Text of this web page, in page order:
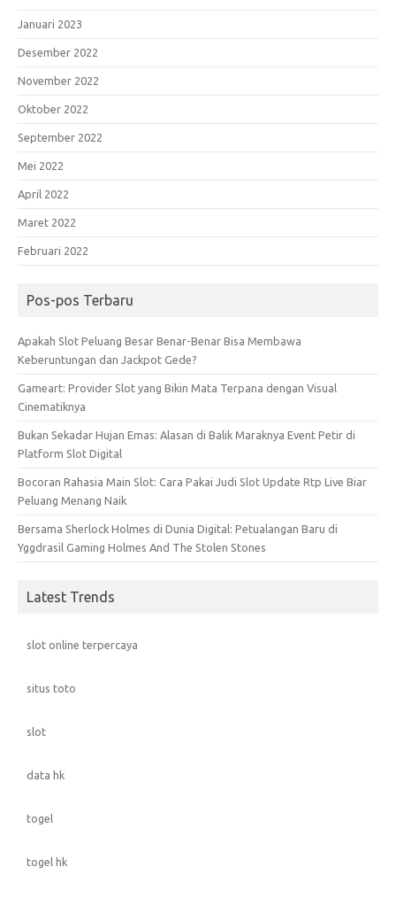
Januari 2023
Desember 2022
November 2022
Oktober 2022
September 2022
Mei 2022
April 2022
Maret 2022
Februari 2022
Pos-pos Terbaru
Apakah Slot Peluang Besar Benar-Benar Bisa Membawa
Keberuntungan dan Jackpot Gede?
Gameart: Provider Slot yang Bikin Mata Terpana dengan Visual
Cinematiknya
Bukan Sekadar Hujan Emas: Alasan di Balik Maraknya Event Petir di
Platform Slot Digital
Bocoran Rahasia Main Slot: Cara Pakai Judi Slot Update Rtp Live Biar
Peluang Menang Naik
Bersama Sherlock Holmes di Dunia Digital: Petualangan Baru di
Yggdrasil Gaming Holmes And The Stolen Stones
Latest Trends
slot online terpercaya
situs toto
slot
data hk
togel
togel hk